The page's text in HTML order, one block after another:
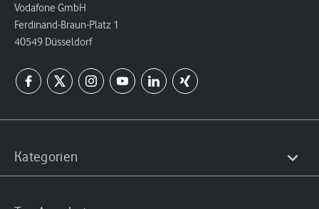
Vodafone GmbH
Ferdinand-Braun-Platz 1
40549 Düsseldorf
Kategorien